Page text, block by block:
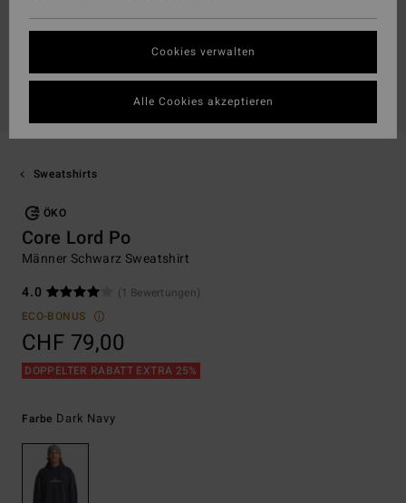
Sweatshirts
ÖKO
Core Lord Po
Männer Schwarz Sweatshirt
4.0
(1 Bewertungen)
ECO-BONUS
CHF 79,00
DOPPELTER RABATT EXTRA 25%
Farbe Dark Navy
Cookies verwalten
Alle Cookies akzeptieren